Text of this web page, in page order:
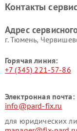
Контакты
Адрес
г. Тюмень,
Горячая линия:
+7 (345) 221-57-86
Электронная почта:
info@pard-fix.ru
для юридических